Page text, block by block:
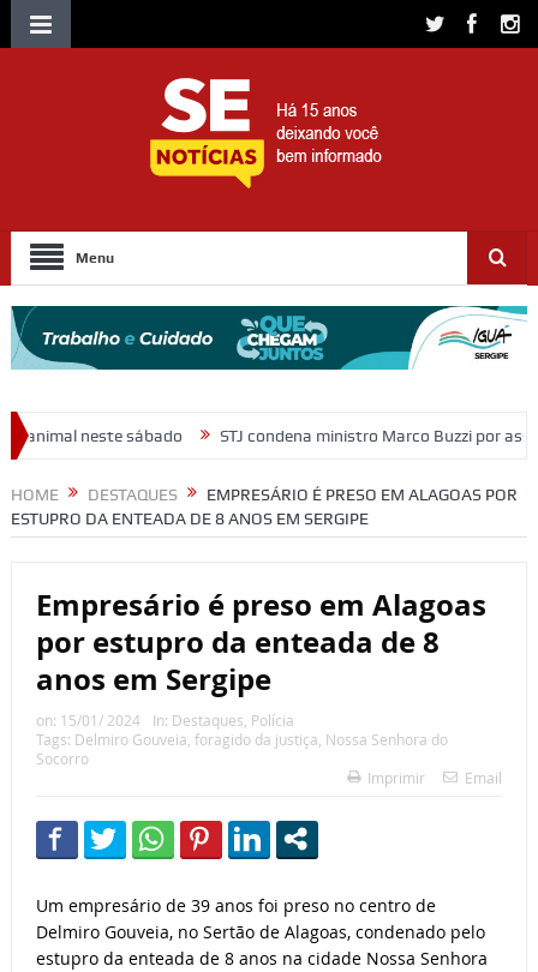
Menu
STJ condena ministro Marco Buzzi por assédio sexual e
HOME DESTAQUES
EMPRESÁRIO É PRESO EM ALAGOAS POR
ESTUPRO DA ENTEADA DE 8 ANOS EM SERGIPE
Empresário é preso em Alagoas
por estupro da enteada de 8
anos em Sergipe
on: 15/01/ 2024 In: Destaques, Polícia
Tags: Delmiro Gouveia, foragido da justiça, Nossa Senhora do
Socorro
Imprimir
Email
Um empresário de 39 anos foi preso no centro de
Delmiro Gouveia, no Sertão de Alagoas, condenado pelo
estupro da enteada de 8 anos na cidade Nossa Senhora